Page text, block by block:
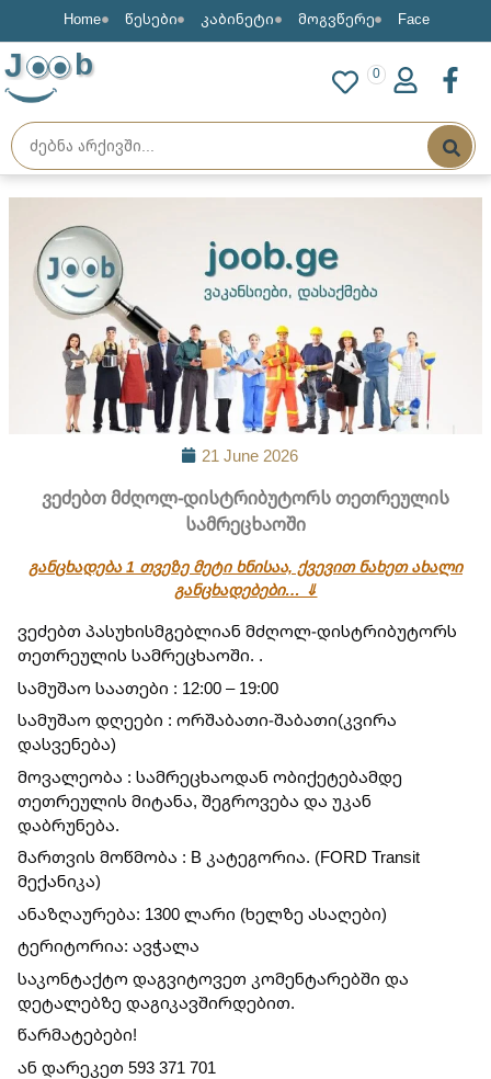
Home წესები კაბინეტი მოგვწერე Face
J b 0
21 June 2026
ვეძებთ მძღოლ-დისტრიბუტორს თეთრეულის
სამრეცხაოში
განცხადება 1 თვეზე მეტი ხნისაა, ქვევით ნახეთ ახალი
განცხადებები… ⇓
ვეძებთ პასუხისმგებლიან მძღოლ-დისტრიბუტორს
თეთრეულის სამრეცხაოში. .
სამუშაო საათები : 12:00 – 19:00
სამუშაო დღეები : ორშაბათი-შაბათი(კვირა
დასვენება)
მოვალეობა : სამრეცხაოდან ობიქეტებამდე
თეთრეულის მიტანა, შეგროვება და უკან
დაბრუნება.
მართვის მოწმობა : B კატეგორია. (FORD Transit
მექანიკა)
ანაზღაურება: 1300 ლარი (ხელზე ასაღები)
ტერიტორია: ავჭალა
საკონტაქტო დაგვიტოვეთ კომენტარებში და
დეტალებზე დაგიკავშირდებით.
წარმატებები!
ან დარეკეთ 593 371 701